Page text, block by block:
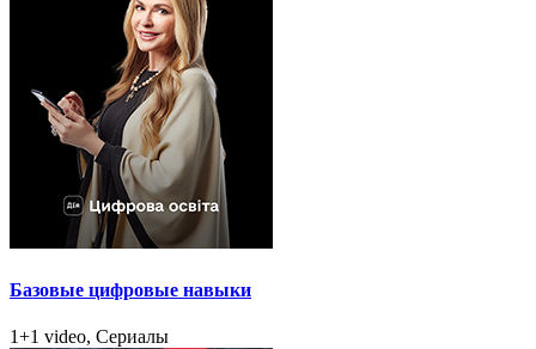
Базовые цифровые навыки
1+1 video, Сериалы